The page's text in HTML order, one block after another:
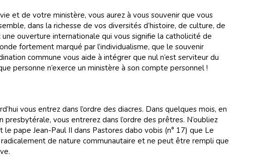
et de votre ministère, vous aurez à vous souvenir que vous
dans la richesse de vos diversités d’histoire, de culture, de
ouverture internationale qui vous signifie la catholicité de
fortement marqué par l’individualisme, que le souvenir
commune vous aide à intégrer que nul n’est serviteur du
personne n’exerce un ministère à son compte personnel !
vous entrez dans l’ordre des diacres. Dans quelques mois, en
presbytérale, vous entrerez dans l’ordre des prêtres. N’oubliez
le pape Jean-Paul II dans Pastores dabo vobis (n° 17) que Le
de nature communautaire et ne peut être rempli que